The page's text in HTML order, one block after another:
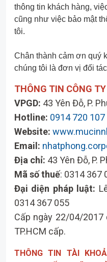
thông tin khách hàng,
cũng như việc bảo mật
tôi.
Chân thành cảm ơn quý
chúng tôi là đơn vị đối
THÔNG TIN CÔNG TY
VPGD: 43 Yên Đỗ, P.
Hotline: 0914 720 107
Website:
Email:
Địa chỉ: 43 Yên Đỗ, P.
Mã số thuế: 0314 367
Đại diện pháp luật:
0314 367 055
Cấp ngày 22/04/
TP.HCM cấp.
THÔNG TIN TÀI